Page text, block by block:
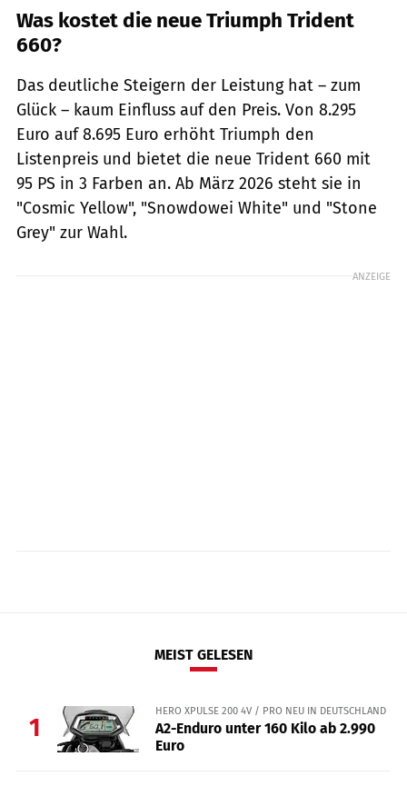
Was kostet die neue Triumph Trident
660?
Das deutliche Steigern der Leistung hat – zum
Glück – kaum Einfluss auf den Preis. Von 8.295
Euro auf 8.695 Euro erhöht Triumph den
Listenpreis und bietet die neue Trident 660 mit
95 PS in 3 Farben an. Ab März 2026 steht sie in
"Cosmic Yellow", "Snowdowei White" und "Stone
Grey" zur Wahl.
ANZEIGE
MEIST GELESEN
1
HERO XPULSE 200 4V / PRO NEU IN DEUTSCHLAND
A2-Enduro unter 160 Kilo ab 2.990
Euro